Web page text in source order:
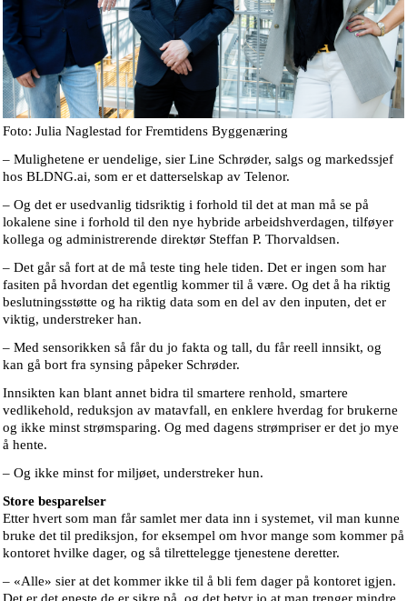
Foto: Julia Naglestad for Fremtidens Byggenæring
– Mulighetene er uendelige, sier Line Schrøder, salgs og markedssjef
hos BLDNG.ai, som er et datterselskap av Telenor.
– Og det er usedvanlig tidsriktig i forhold til det at man må se på
lokalene sine i forhold til den nye hybride arbeidshverdagen, tilføyer
kollega og administrerende direktør Steffan P. Thorvaldsen.
– Det går så fort at de må teste ting hele tiden. Det er ingen som har
fasiten på hvordan det egentlig kommer til å være. Og det å ha riktig
beslutningsstøtte og ha riktig data som en del av den inputen, det er
viktig, understreker han.
– Med sensorikken så får du jo fakta og tall, du får reell innsikt, og
kan gå bort fra synsing påpeker Schrøder.
Innsikten kan blant annet bidra til smartere renhold, smartere
vedlikehold, reduksjon av matavfall, en enklere hverdag for brukerne
og ikke minst strømsparing. Og med dagens strømpriser er det jo mye
å hente.
– Og ikke minst for miljøet, understreker hun.
Store besparelser
Etter hvert som man får samlet mer data inn i systemet, vil man kunne
bruke det til prediksjon, for eksempel om hvor mange som kommer på
kontoret hvilke dager, og så tilrettelegge tjenestene deretter.
– «Alle» sier at det kommer ikke til å bli fem dager på kontoret igjen.
Det er det eneste de er sikre på, og det betyr jo at man trenger mindre